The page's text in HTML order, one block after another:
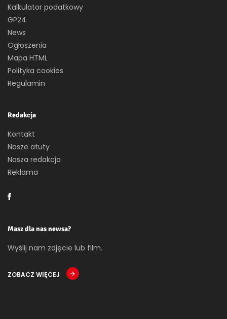
Kalkulator podatkowy
GP24
News
Ogłoszenia
Mapa HTML
Polityka cookies
Regulamin
Redakcja
Kontakt
Nasze atuty
Nasza redakcja
Reklama
Masz dla nas newsa?
Wyślij nam zdjęcie lub film.
ZOBACZ WIĘCEJ